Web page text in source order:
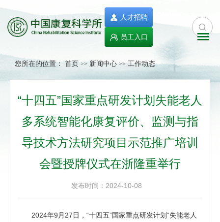
人才招聘
员工入口
您所在的位置： 首页 >> 新闻中心 >> 工作动态
“十四五”国家重点研发计划失能老人
多系统智能化康复评价、监测与指
导技术方法研究项目示范推广培训
会暨授牌仪式在浙隆重举行
发布时间：2024-10-08
2024年9月27日，“十四五”国家重点研发计划“失能老人